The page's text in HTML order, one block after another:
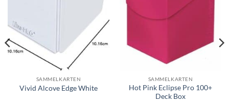
SAMMELKARTEN
Vivid Alcove Edge White
SAMMELKARTEN
Hot Pink Eclipse Pro 100+
Deck Box